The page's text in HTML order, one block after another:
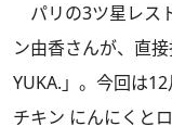
パリの3ツ星レス
ン由香さんが、直
YUKA.」。今回は
チキン にんにくと